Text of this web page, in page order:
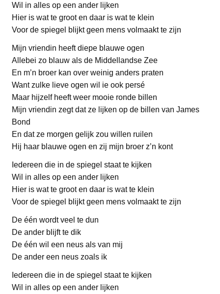
Wil in alles op een ander lijken
Hier is wat te groot en daar is wat te klein
Voor de spiegel blijkt geen mens volmaakt te zijn
Mijn vriendin heeft diepe blauwe ogen
Allebei zo blauw als de Middellandse Zee
En m’n broer kan over weinig anders praten
Want zulke lieve ogen wil ie ook persé
Maar hijzelf heeft weer mooie ronde billen
Mijn vriendin zegt dat ze lijken op de billen van James
Bond
En dat ze morgen gelijk zou willen ruilen
Hij haar blauwe ogen en zij mijn broer z’n kont
Iedereen die in de spiegel staat te kijken
Wil in alles op een ander lijken
Hier is wat te groot en daar is wat te klein
Voor de spiegel blijkt geen mens volmaakt te zijn
De één wordt veel te dun
De ander blijft te dik
De één wil een neus als van mij
De ander een neus zoals ik
Iedereen die in de spiegel staat te kijken
Wil in alles op een ander lijken